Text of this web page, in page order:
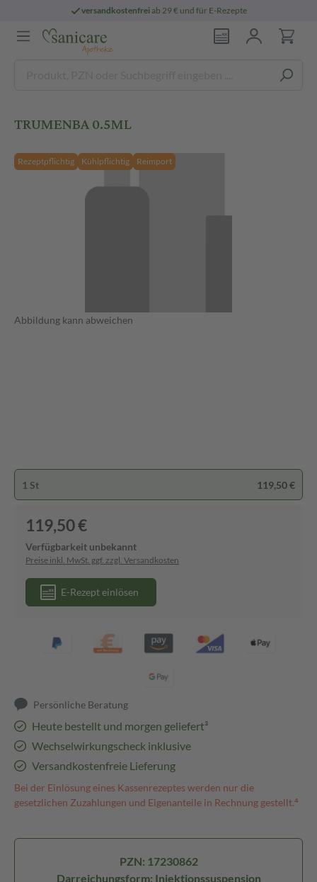
versandkostenfreiab 29 € und für E-Rezepte
TRUMENBA 0.5ML
Rezeptpflichtig Kühlpflichtig Reimport
Abbildung kann abweichen
1 St 119,50 €
119,50 €
Verfügbarkeit unbekannt
Preise inkl. MwSt. ggf. zzgl. Versandkosten
E-Rezept einlösen
Persönliche Beratung
Heute bestellt und morgen geliefert³
Wechselwirkungscheck inklusive
Versandkostenfreie Lieferung
Bei der Einlösung eines Kassenrezeptes werden nur die
gesetzlichen Zuzahlungen und Eigenanteile in Rechnung gestellt.⁴
PZN: 17230862
Darreichungsform: Injektionssuspension